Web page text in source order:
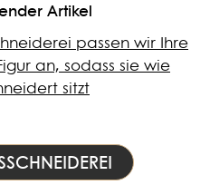
Artikel
passen wir Ihre
an, sodass sie wie
sitzt